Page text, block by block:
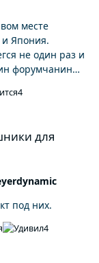
и Япония.
не один раз и
архетип
4
для
под них.
4